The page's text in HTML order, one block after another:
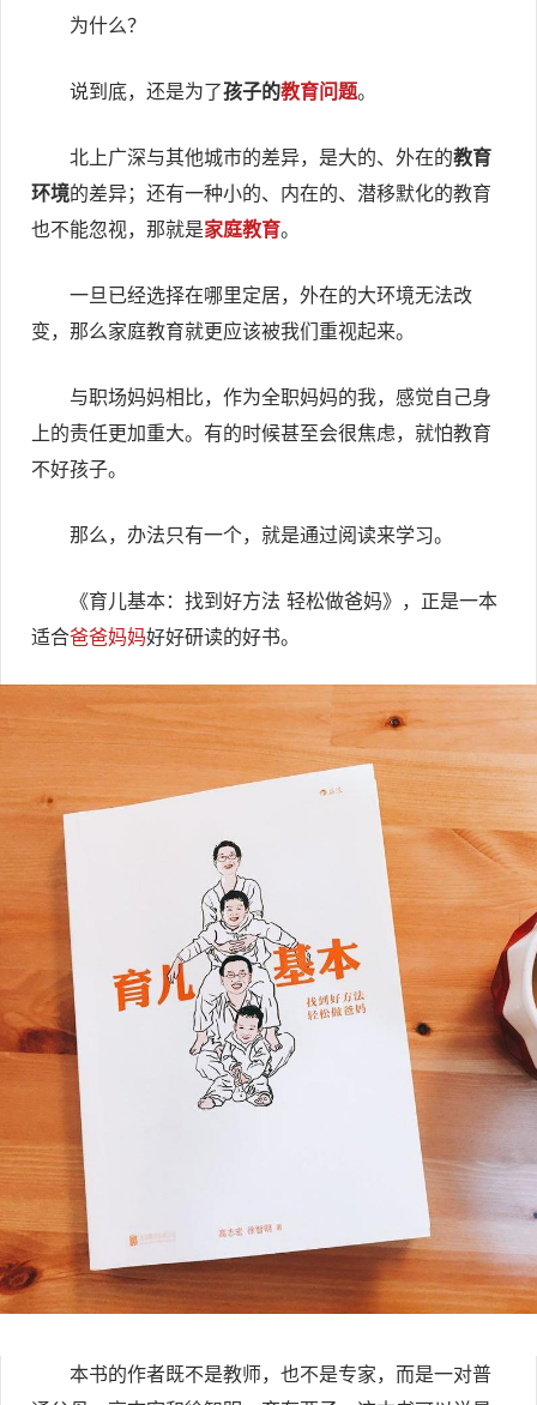
为什么？
说到底，还是为了孩子的教育问题。
北上广深与其他城市的差异，是大的、外在的教育
环境的差异；还有一种小的、内在的、潜移默化的教育
也不能忽视，那就是家庭教育。
一旦已经选择在哪里定居，外在的大环境无法改
变，那么家庭教育就更应该被我们重视起来。
与职场妈妈相比，作为全职妈妈的我，感觉自己身
上的责任更加重大。有的时候甚至会很焦虑，就怕教育
不好孩子。
那么，办法只有一个，就是通过阅读来学习。
《育儿基本：找到好方法 轻松做爸妈》，正是一本
适合爸爸妈妈好好研读的好书。
本书的作者既不是教师，也不是专家，而是一对普